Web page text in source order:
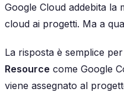
Google Cloud addebita la
cloud ai progetti. Ma a
La risposta è semplice
Resource come Google
viene assegnato al